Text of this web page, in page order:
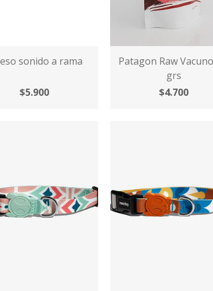
sonido a rama
$5.900
Patagon Raw
grs
$4.700